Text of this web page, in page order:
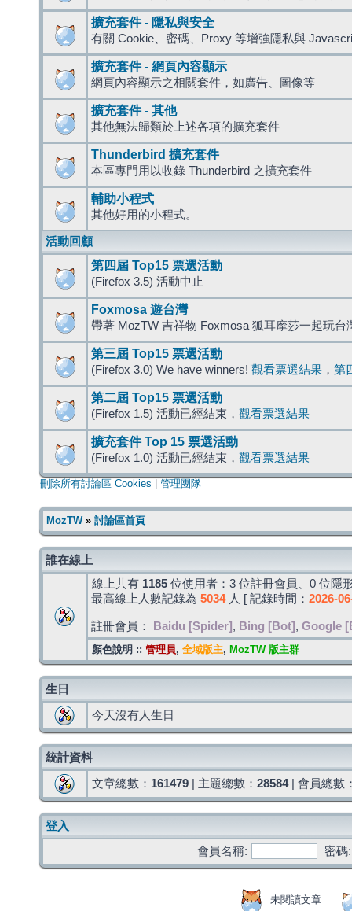
擴充套件 - 隱私與安全
有關 Cookie、密碼、Proxy 等增強隱私與
擴充套件 - 網頁內容顯示
網頁內容顯示之相關套件，如廣告、圖像等
擴充套件 - 其他
其他無法歸類於上述各項的擴充套件
Thunderbird 擴充套件
本區專門用以收錄 Thunderbird 之擴充套件
輔助小程式
其他好用的小程式。
活動回顧
第四屆 Top15 票選活動
(Firefox 3.5) 活動中止
Foxmosa 遊台灣
帶著 MozTW 吉祥物 Foxmosa 狐耳摩莎一起玩台
第三屆 Top15 票選活動
(Firefox 3.0) We have winners! 觀看票選結果 ， 第
第二屆 Top15 票選活動
(Firefox 1.5) 活動已經結束， 觀看票選結果
擴充套件 Top 15 票選活動
(Firefox 1.0) 活動已經結束， 觀看票選結果
刪除所有討論區 Cookies 管理團隊
MozTW» 討論區首頁
誰在線上
線上共有 1185 位使用者：3 位註冊會員、0 位隱
最高線上人數記錄為 5034人 [ 記錄時間： 2026-
註冊會員： Baidu [Spider] , Bing [Bot] , Google
顏色說明 :: 管理員, 全域版主, MozTW 版主群
生日
今天沒有人生日
統計資料
文章總數： 161479 | 主題總數： 28584| 會員總數
登入
會員名稱:
密碼:
未閱讀文章